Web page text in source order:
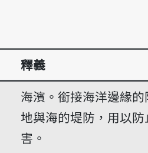
釋義
播放音讀hái-huānn
海濱。銜接海洋邊緣的
地與海的堤防，用以
害。